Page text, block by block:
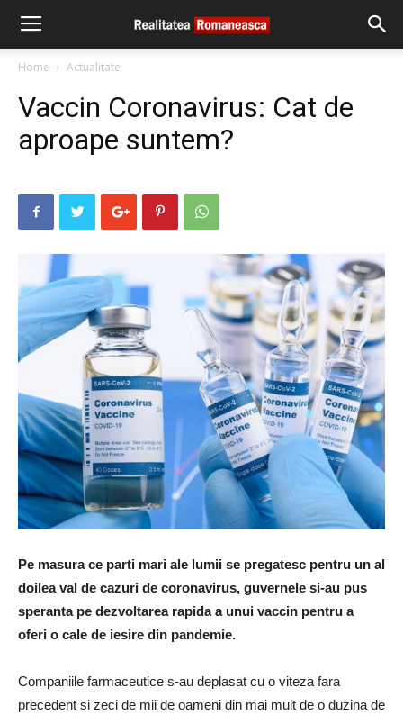
Home Actualitate
Vaccin Coronavirus: Cat de
aproape suntem?
Pe masura ce parti mari ale lumii se pregatesc pentru un al
doilea val de cazuri de coronavirus, guvernele si-au pus
speranta pe dezvoltarea rapida a unui vaccin pentru a
oferi o cale de iesire din pandemie.
Companiile farmaceutice s-au deplasat cu o viteza fara
precedent si zeci de mii de oameni din mai mult de o duzina de